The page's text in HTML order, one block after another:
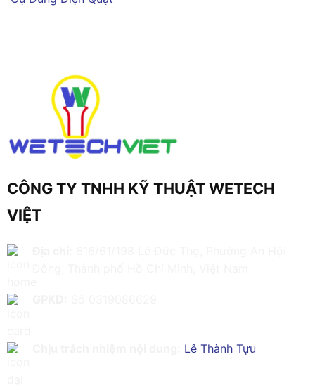
CÔNG TY TNHH KỸ THUẬT WETECH
VIỆT
Lê Thành Tựu